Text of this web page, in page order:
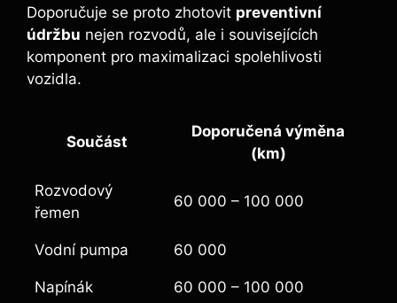
Doporučuje se proto zhotovit preventivní
údržbu nejen rozvodů, ale i souvisejících
komponent pro maximalizaci spolehlivosti
vozidla.
Součást
Doporučená výměna
(km)
Rozvodový
řemen
60 000 – 100 000
Vodní pumpa 60 000
Napínák 60 000 – 100 000